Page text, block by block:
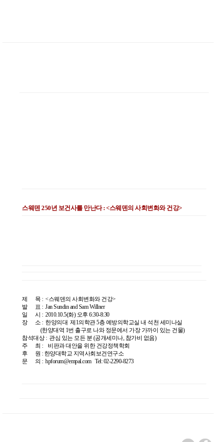
스웨덴 250년 보건사를 만난다 : <스웨덴의 사회변화와 건강>
제 목 : <스웨덴의 사회변화와 건강>
발 표 : Jan Sundin and Sam Willner
일 시 : 2010.10.5(화) 오후 6:30-8:30
장 소 : 한양의대 제1의학관 5층 예방의학교실 내 석천 세미나실
(한양대역 1번 출구로 나와 정문에서 가장 가까이 있는 건물)
참석대상 : 관심 있는 모든 분 (공개세미나, 참가비 없음)
주 최 : 비판과 대안을 위한 건강정책학회
후 원 : 한양대학교 지역사회보건연구소
문 의 : hpforum@empal.com Tel: 02-2290-8273